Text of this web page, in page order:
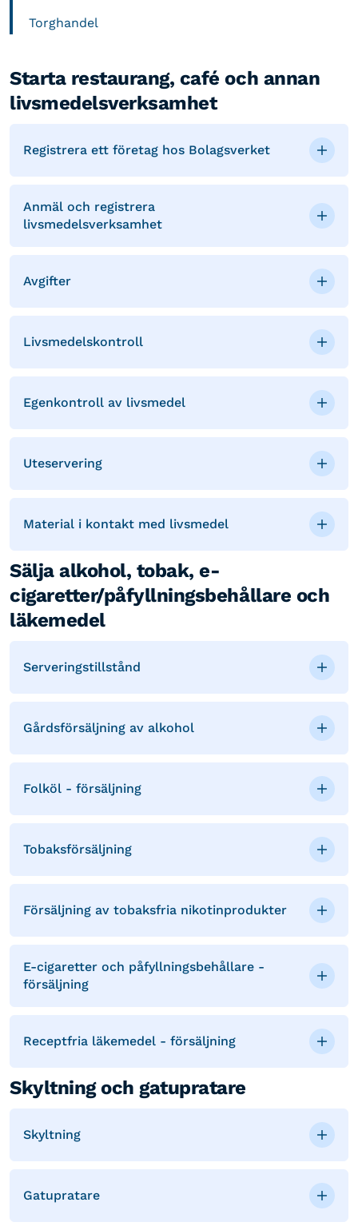
Torghandel
Starta restaurang, café och annan
livsmedelsverksamhet
Registrera ett företag hos Bolagsverket
Anmäl och registrera
livsmedelsverksamhet
Avgifter
Livsmedelskontroll
Egenkontroll av livsmedel
Uteservering
Material i kontakt med livsmedel
Sälja alkohol, tobak, e-
cigaretter/påfyllningsbehållare och
läkemedel
Serveringstillstånd
Gårdsförsäljning av alkohol
Folköl - försäljning
Tobaksförsäljning
Försäljning av tobaksfria nikotinprodukter
E-cigaretter och påfyllningsbehållare -
försäljning
Receptfria läkemedel - försäljning
Skyltning och gatupratare
Skyltning
Gatupratare